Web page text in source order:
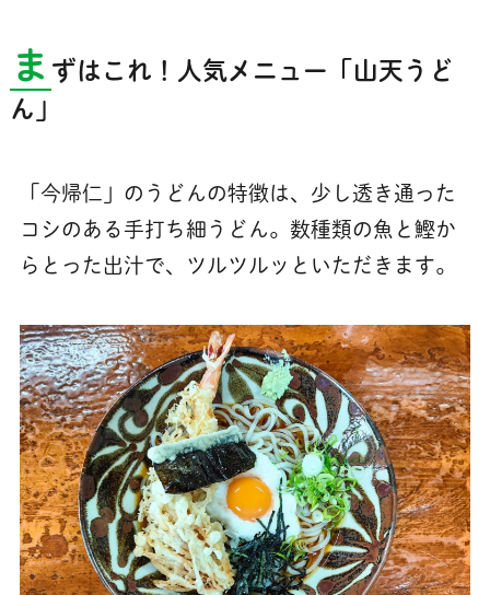
ま ずはこれ！人気メニュー「山天うど
ん」
「今帰仁」のうどんの特徴は、少し透き通った
コシのある手打ち細うどん。数種類の魚と鰹か
らとった出汁で、ツルツルッといただきます。